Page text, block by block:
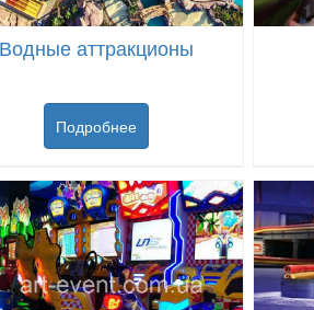
Водные аттракционы
Подробнее